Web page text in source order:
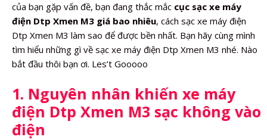
của bạn gặp vấn đề, bạn đang thắc mắc cục sạc xe máy
điện Dtp Xmen M3 giá bao nhiêu, cách sạc xe máy điện
Dtp Xmen M3 làm sao để được bền nhất. Bạn hãy cùng mình
tìm hiểu những gì về sạc xe máy điện Dtp Xmen M3 nhé. Nào
bắt đầu thôi bạn ơi. Les’t Gooooo
1. Nguyên nhân khiến xe máy
điện Dtp Xmen M3 sạc không vào
điện